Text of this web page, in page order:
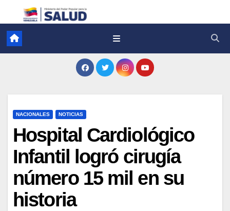
NACIONALES NOTICIAS
Hospital Cardiológico
Infantil logró cirugía
número 15 mil en su
historia